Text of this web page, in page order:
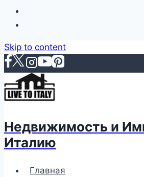
Skip to content
Недвижимость и
Италию
Главная